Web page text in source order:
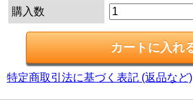
購入数
特定商取引法に基づく表記 (返品など)